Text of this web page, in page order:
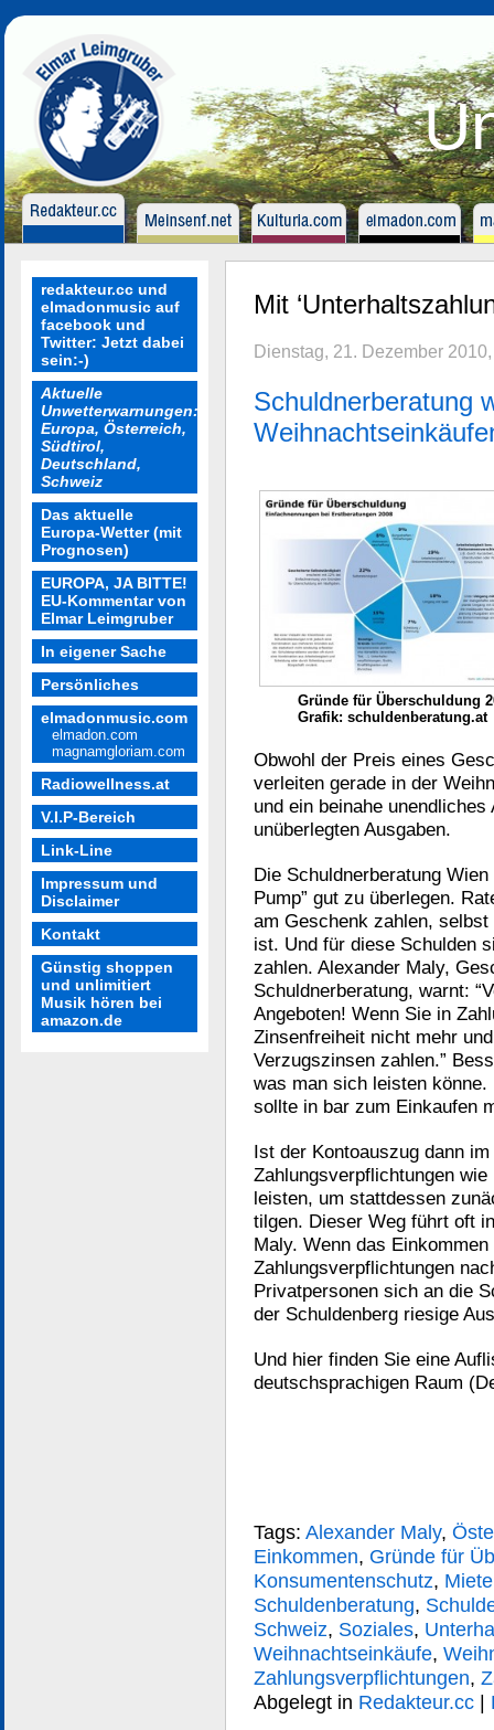
redakteur.cc und
elmadonmusic auf
facebook und
Twitter: Jetzt dabei
sein:-)
Aktuelle
Unwetterwarnungen:
Europa, Österreich,
Südtirol,
Deutschland,
Schweiz
Das aktuelle
Europa-Wetter (mit
Prognosen)
EUROPA, JA BITTE!
EU-Kommentar von
Elmar Leimgruber
In eigener Sache
Persönliches
elmadonmusic.com
elmadon.com
magnamgloriam.com
Radiowellness.at
V.I.P-Bereich
Link-Line
Impressum und
Disclaimer
Kontakt
Günstig shoppen
und unlimitiert
Musik hören bei
amazon.de
Mit
Dienstag, 21. Dezember
Schuldnerberatung
Gründe für Überschuldung
Grafik: schuldenberatung.at
Obwohl der Preis eines
verleiten gerade in der
und ein beinahe
unüberlegten Ausgaben.
Die Schuldnerberatung
Pump” gut zu überlegen.
am Geschenk zahlen,
ist. Und für diese Schulden
zahlen. Alexander Maly,
Schuldnerberatung, warnt:
Angeboten! Wenn Sie in
Zinsenfreiheit nicht mehr
Verzugszinsen zahlen.”
was man sich leisten
sollte in bar zum Einkaufen
Ist der Kontoauszug dann
Zahlungsverpflichtungen
leisten, um stattdessen
tilgen. Dieser Weg führt oft
Maly. Wenn das
Zahlungsverpflichtungen
Privatpersonen sich an die
der Schuldenberg riesige
Und hier finden Sie eine
deutschsprachigen Raum
Tags: Alexander Maly,
Einkommen, Gründe für
Konsumentenschutz, Miete
Schuldenberatung,
Schweiz, Soziales,
Weihnachtseinkäufe,
Zahlungsverpflichtungen,
Abgelegt in Redakteur.cc |